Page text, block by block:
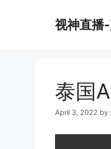
视神直播
泰国
April 3, 2022 by